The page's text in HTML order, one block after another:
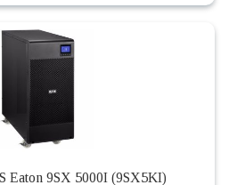
Eaton 9SX 5000I (9SX5KI)